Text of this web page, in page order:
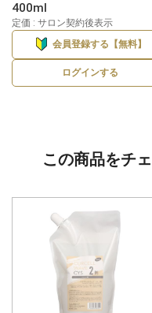
400ml
定価 : サロン契約後表示
会員登録する【無料】
ログインする
この商品をチ